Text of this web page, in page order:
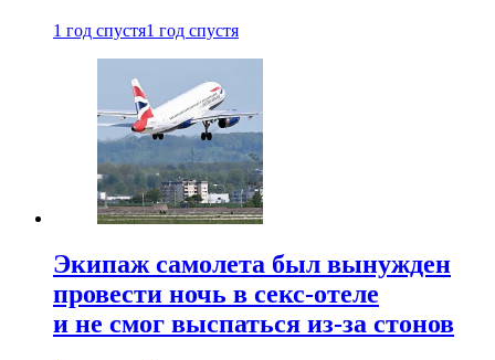
1 год спустя1 год спустя
Экипаж самолета был вынужден
провести ночь в секс-отеле
и не смог выспаться из-за стонов